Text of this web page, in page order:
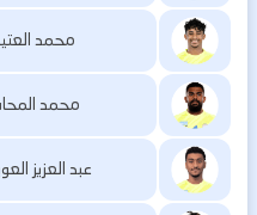
محمد
محمد
عبد العزيز